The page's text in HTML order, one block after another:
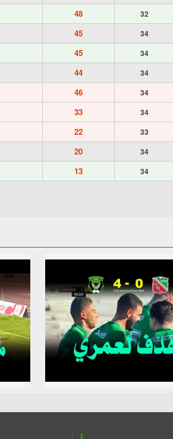
48 32
45 34
45 34
44 34
46 34
33 34
22 33
20 34
13 34